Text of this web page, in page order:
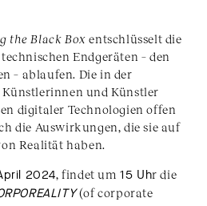
the Black Box entschlüsselt die
Endgeräten – den
– ablaufen. Die in der
und Künstler
digitaler Technologien offen
die Auswirkungen, die sie auf
Realität haben.
2024, findet um15 Uhr die
(of corporate